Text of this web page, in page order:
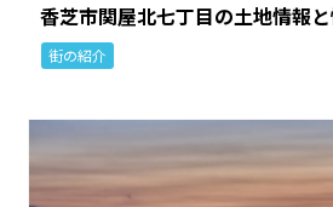
香芝市関屋北七丁目の土地情報
街の紹介